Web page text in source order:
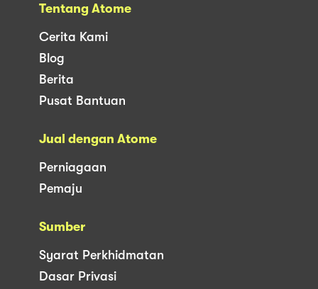
Tentang Atome
Cerita Kami
Blog
Berita
Pusat Bantuan
Jual dengan Atome
Perniagaan
Pemaju
Sumber
Syarat Perkhidmatan
Dasar Privasi